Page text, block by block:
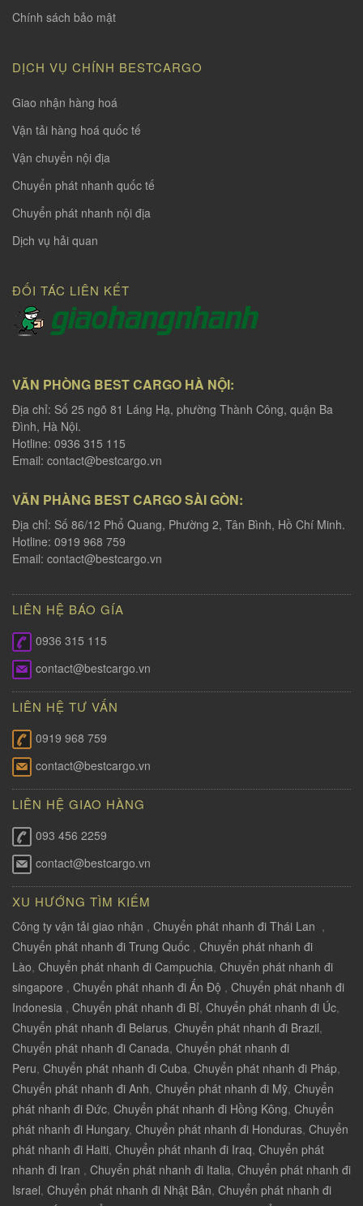
Chính sách bảo mật
DỊCH VỤ CHÍNH BESTCARGO
Giao nhận hàng hoá
Vận tải hàng hoá quốc tế
Vận chuyển nội địa
Chuyển phát nhanh quốc tế
Chuyển phát nhanh nội địa
Dịch vụ hải quan
ĐỐI TÁC LIÊN KẾT
VĂN PHÒNG BEST CARGO HÀ NỘI:
Địa chỉ: Số 25 ngõ 81 Láng Hạ, phường Thành Công, quận Ba
Đình, Hà Nội.
Hotline: 0936 315 115
Email: contact@bestcargo.vn
VĂN PHÀNG BEST CARGO SÀI GÒN:
Địa chỉ: Số 86/12 Phổ Quang, Phường 2, Tân Bình, Hồ Chí Minh.
Hotline: 0919 968 759
Email: contact@bestcargo.vn
LIÊN HỆ BÁO GÍA
0936 315 115
contact@bestcargo.vn
LIÊN HỆ TƯ VẤN
0919 968 759
contact@bestcargo.vn
LIÊN HỆ GIAO HÀNG
093 456 2259
contact@bestcargo.vn
XU HƯỚNG TÌM KIẾM
Công ty vận tải giao nhận , Chuyển phát nhanh đi Thái Lan ,
Chuyển phát nhanh đi Trung Quốc , Chuyển phát nhanh đi
Lào, Chuyển phát nhanh đi Campuchia, Chuyển phát nhanh đi
singapore , Chuyển phát nhanh đi Ấn Độ , Chuyển phát nhanh đi
Indonesia , Chuyển phát nhanh đi Bỉ, Chuyển phát nhanh đi Úc,
Chuyển phát nhanh đi Belarus, Chuyển phát nhanh đi Brazil,
Chuyển phát nhanh đi Canada, Chuyển phát nhanh đi
Peru, Chuyển phát nhanh đi Cuba, Chuyển phát nhanh đi Pháp,
Chuyển phát nhanh đi Anh, Chuyển phát nhanh đi Mỹ, Chuyển
phát nhanh đi Đức, Chuyển phát nhanh đi Hồng Kông, Chuyển
phát nhanh đi Hungary, Chuyển phát nhanh đi Honduras, Chuyển
phát nhanh đi Haiti, Chuyển phát nhanh đi Iraq, Chuyển phát
nhanh đi Iran , Chuyển phát nhanh đi Italia, Chuyển phát nhanh đi
Israel, Chuyển phát nhanh đi Nhật Bản, Chuyển phát nhanh đi